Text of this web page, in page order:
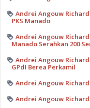
Andrei Angouw Richard
PKS Manado
Andrei Angouw
Manado Serahkan 200
Andrei Angouw
GPdI Berea Perkamil
Andrei Angouw Richard
Andrei Angouw